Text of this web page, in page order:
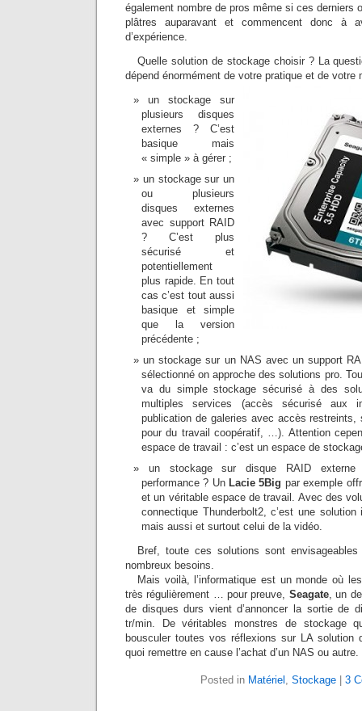
également nombre de pros même si ces derniers
plâtres auparavant et commencent donc à
d’expérience.
Quelle solution de stockage choisir ? La
dépend énormément de votre pratique et de votre
un stockage sur
plusieurs disques
externes ? C’est
basique mais
« simple » à gérer ;
un stockage sur un
ou plusieurs
disques externes
avec support RAID
? C’est plus
sécurisé et
potentiellement
plus rapide. En tout
cas c’est tout aussi
basique et simple
que la version
précédente ;
un stockage sur un NAS avec un support
sélectionné on approche des solutions pro.
va du simple stockage sécurisé à des
multiples services (accès sécurisé aux
publication de galeries avec accès restreints,
pour du travail coopératif, …). Attention
espace de travail : c’est un espace de
un stockage sur disque RAID externe
performance ? Un Lacie 5Big par exemple
et un véritable espace de travail. Avec des
connectique Thunderbolt2, c’est une
mais aussi et surtout celui de la vidéo.
Bref, toute ces solutions sont
nombreux besoins.
Mais voilà, l’informatique est un monde où
très régulièrement … pour preuve, Seagate, un
de disques durs vient d’annoncer la sortie de
tr/min. De véritables monstres de stockage
bousculer toutes vos réflexions sur LA solution
quoi remettre en cause l’achat d’un NAS ou autre.
Posted in Matériel , Stockage 3